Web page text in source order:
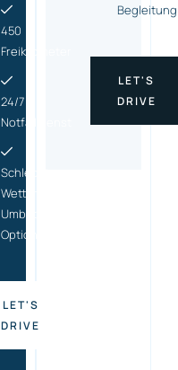
450
Freikilometer
24/7
Notfalldienst
Schlecht-
Wetter-
Umbuchungs
Option
LET'S
DRIVE
Begleitung
LET'S
DRIVE